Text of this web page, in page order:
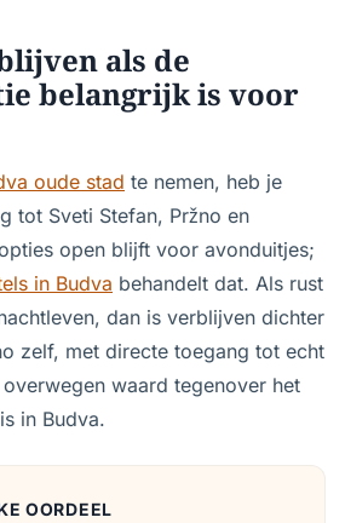
als de
belangrijk is voor
oude stad te nemen, heb je
tot Sveti Stefan, Pržno en
open blijft voor avonduitjes;
in Budva behandelt dat. Als rust
dan is verblijven dichter
zelf, met directe toegang tot echt
waard tegenover het
in Budva.
OORDEEL